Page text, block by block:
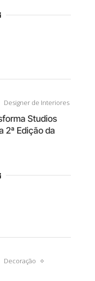
Designer de Interiores
Studios
2ª Edição da
Decoração